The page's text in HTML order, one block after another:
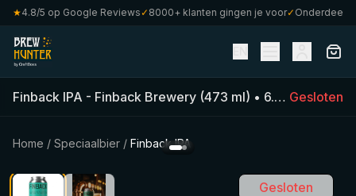
4.8/5 op Google Reviews✓8000+ klanten gingen je voor✓Onderdeel van
Finback IPA - Finback Brewery (473 ml) • 6.8 %•IPA -
Gesloten
Home / Speciaalbier / Finback IPA
Gesloten